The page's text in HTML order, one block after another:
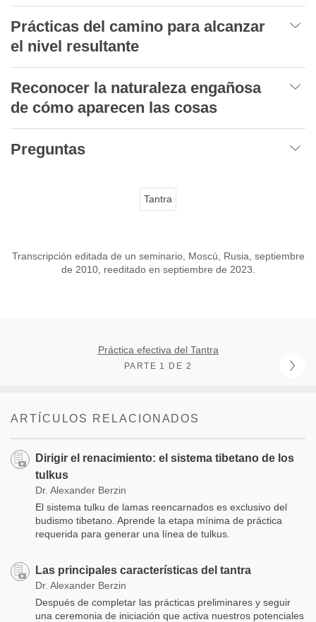
Prácticas del camino para alcanzar
el nivel resultante
Reconocer la naturaleza engañosa
de cómo aparecen las cosas
Preguntas
Tantra
Transcripción editada de un seminario, Moscú, Rusia, septiembre
de 2010, reeditado en septiembre de 2023.
Práctica efectiva del Tantra
PARTE 1 DE 2
ARTÍCULOS RELACIONADOS
Dirigir el renacimiento: el sistema tibetano de los
tulkus
Dr. Alexander Berzin
El sistema tulku de lamas reencarnados es exclusivo del
budismo tibetano. Aprende la etapa mínima de práctica
requerida para generar una línea de tulkus.
Las principales características del tantra
Dr. Alexander Berzin
Después de completar las prácticas preliminares y seguir
una ceremonia de iniciación que activa nuestros potenciales